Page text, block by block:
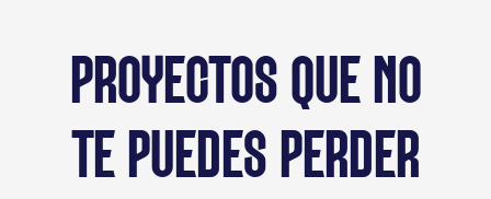
PROYECTOS QUE NO
TE PUEDES PERDER